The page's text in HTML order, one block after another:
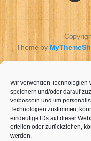
Theme by
Wir verwenden Technologien
speichern und/oder darauf
verbessern und um
Technologien zustimmen,
eindeutige IDs auf dieser
erteilen oder zurückziehen,
werden.
Optimerdine ruternu.